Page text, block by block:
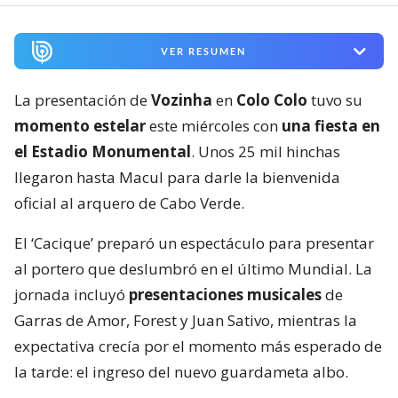
VER RESUMEN
La presentación deVozinha en Colo Colo tuvo su
momento estelareste miércoles con una fiesta en
el Estadio Monumental. Unos 25 mil hinchas
llegaron hasta Macul para darle la bienvenida
oficial al arquero de Cabo Verde.
El ‘Cacique’ preparó un espectáculo para presentar
al portero que deslumbró en el último Mundial. La
jornada incluyó presentaciones musicalesde
Garras de Amor, Forest y Juan Sativo, mientras la
expectativa crecía por el momento más esperado de
la tarde: el ingreso del nuevo guardameta albo.